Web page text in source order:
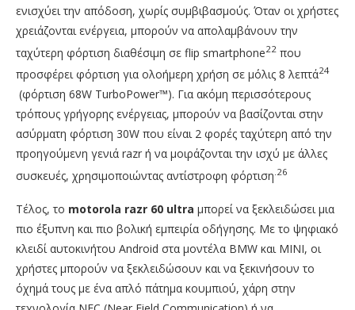
ενισχύει την απόδοση, χωρίς συμβιβασμούς. Όταν οι χρήστες
χρειάζονται ενέργεια, μπορούν να απολαμβάνουν την
ταχύτερη φόρτιση διαθέσιμη σε flip smartphone22 που
προσφέρει φόρτιση για ολοήμερη χρήση σε μόλις 8 λεπτά24
(φόρτιση 68W TurboPower™). Για ακόμη περισσότερους
τρόπους γρήγορης ενέργειας, μπορούν να βασίζονται στην
ασύρματη φόρτιση 30W που είναι 2 φορές ταχύτερη από την
προηγούμενη γενιά razr ή να μοιράζονται την ισχύ με άλλες
συσκευές, χρησιμοποιώντας αντίστροφη φόρτιση.26
Τέλος, το motorola razr 60 ultra μπορεί να ξεκλειδώσει μια
πιο έξυπνη και πιο βολική εμπειρία οδήγησης. Με το ψηφιακό
κλειδί αυτοκινήτου Android στα μοντέλα BMW και MINI, οι
χρήστες μπορούν να ξεκλειδώσουν και να ξεκινήσουν το
όχημά τους με ένα απλό πάτημα κουμπιού, χάρη στην